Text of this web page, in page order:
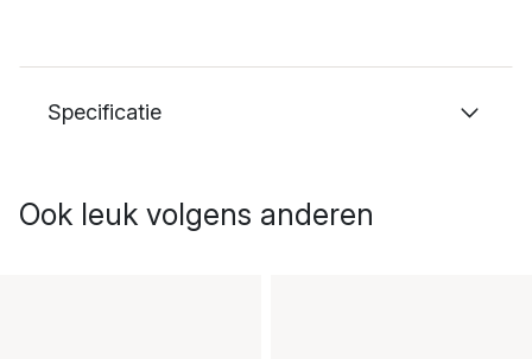
Specificatie
Ook leuk volgens anderen